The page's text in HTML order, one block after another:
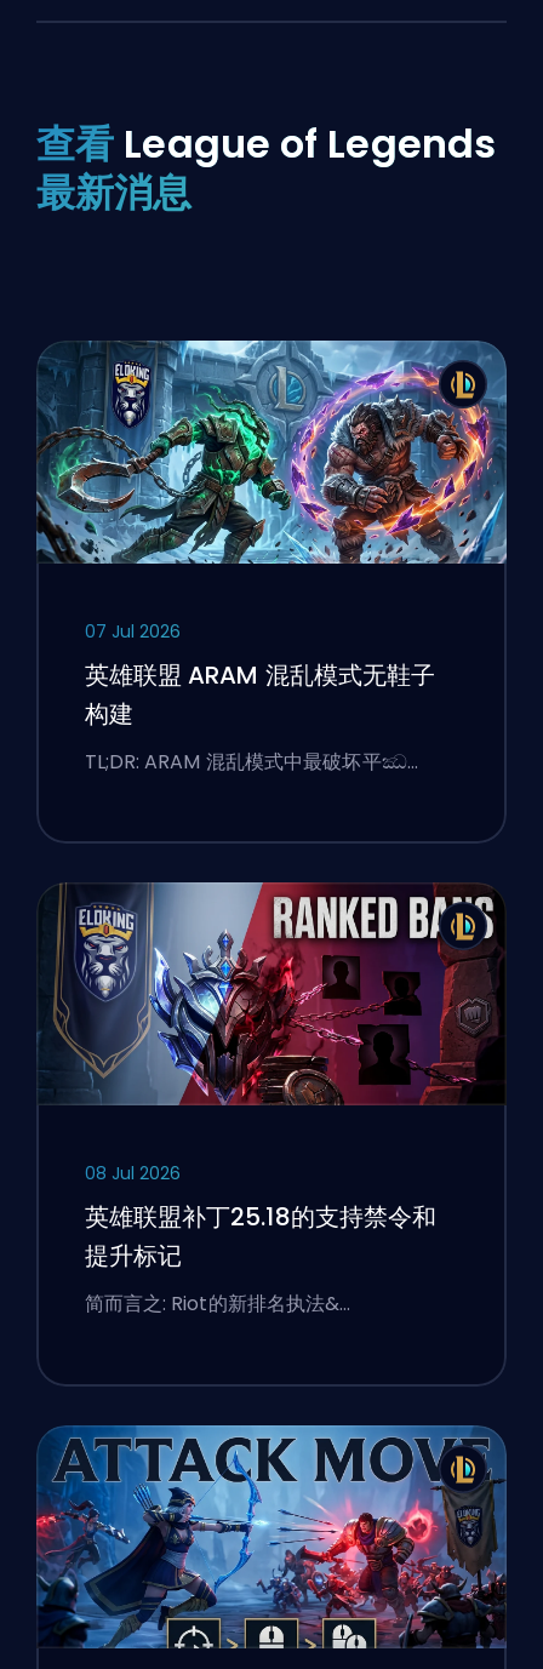
查看 League of Legends
最新消息
07 Jul 2026
英雄联盟 ARAM 混乱模式无鞋子
构建
TL;DR: ARAM 混乱模式中最破坏平ඣ…
08 Jul 2026
英雄联盟补丁25.18的支持禁令和
提升标记
简而言之: Riot的新排名执法&…